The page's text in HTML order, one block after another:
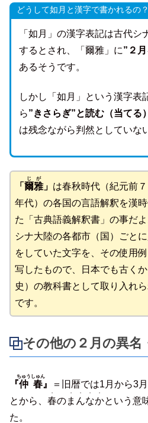
どうして如月と漢字で書かれるの？
「如月」の漢字表記は古代シ
するとされ、「爾雅」に”２
あるそうです。
しかし「如月」という漢字表
ら”きさらぎ”と読む（当てる
は残念ながら判然としていな
「 爾雅
じが
」 は春秋時代（紀元前
年代）の各国の言語解釈を漢
た「古典語義解釈書」の事だよ
シナ大陸の各都市（国）ごと
をしていた文字を、その使用
写したもので、日本でも古く
史）の教科書として取り入れ
です。
その他の２月の異名
『仲春
ちゅうしゅん
』
＝旧暦では1月から3
とから、 春
・
のまんなか
・・・・
という意
た。